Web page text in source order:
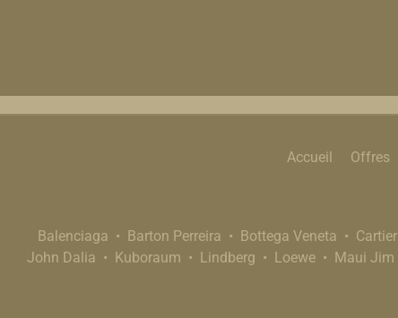
Accueil Offres
Balenciaga Barton Perreira Bottega Veneta Cartier
John Dalia
Kuboraum Lindberg Loewe Maui Jim